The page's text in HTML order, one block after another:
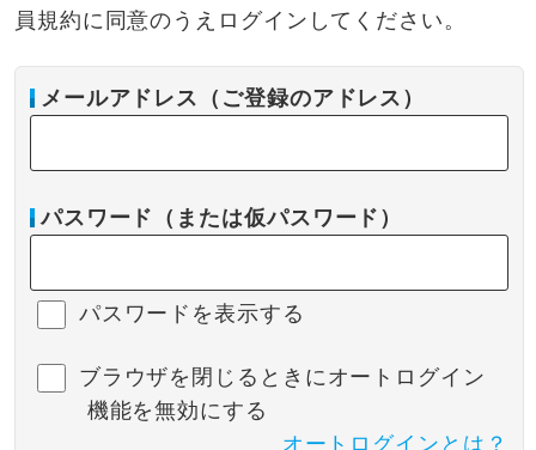
員規約に同意のうえログインしてください。
メールアドレス（ご登録のアドレス）
パスワード（または仮パスワード）
パスワードを表示する
ブラウザを閉じるときにオートログイン
機能を無効にする
オートログインとは？